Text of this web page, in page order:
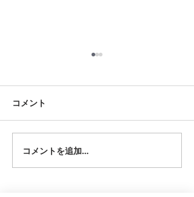
夏用ふとんレンタルご予約い
ただきました。ありがとうご
ざいます。愛知ふとんレンタ
ル ねむりや
コメント
コメントを追加…